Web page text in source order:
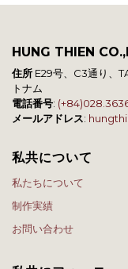
HUNG THIEN
住所 E29号、C3通り、
トナム
電話番号:
メールアドレス:
私共について
私たちについて
制作実績
お問い合わせ